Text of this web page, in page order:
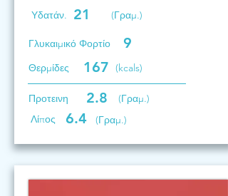
Υδατάν. 21 (Γραμ.)
Γλυκαιμικό Φορτίο 9
Θερμίδες 167 (kcals)
Προτεινη 2.8
(Γραμ.)
Λίπος
6.4 (Γραμ.)